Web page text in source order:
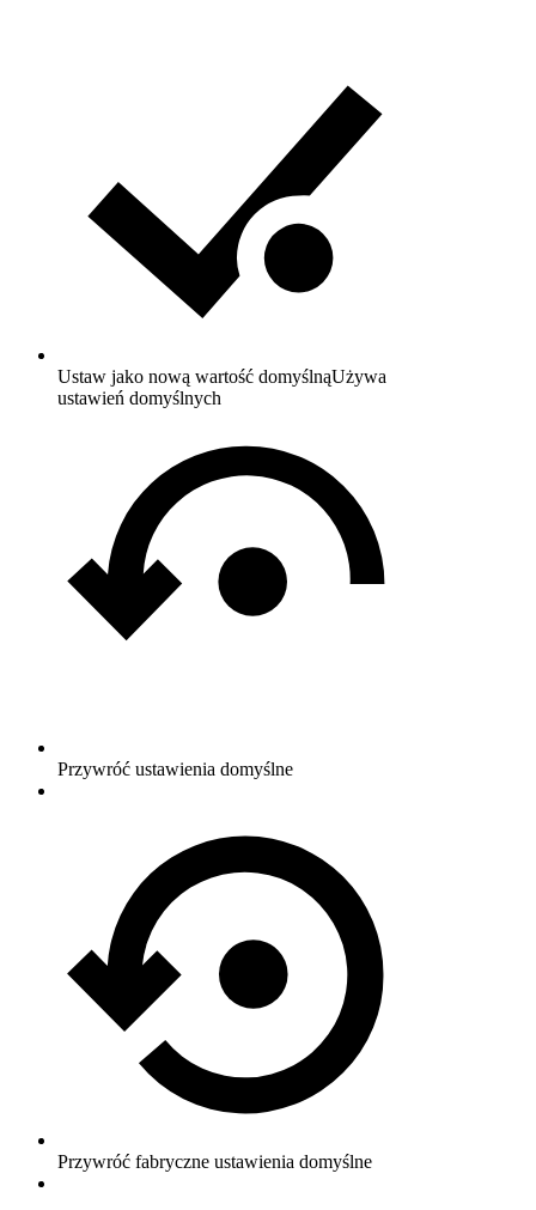
Ustaw jako nową wartość domyślnąUżywa
ustawień domyślnych
Przywróć ustawienia domyślne
Przywróć fabryczne ustawienia domyślne